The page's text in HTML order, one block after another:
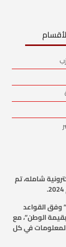
شامله، تم
وفق القواعد
الوطن”، مع
في كل